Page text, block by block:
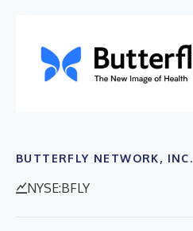
BUTTERFLY NETWORK, INC.
NYSE:BFLY